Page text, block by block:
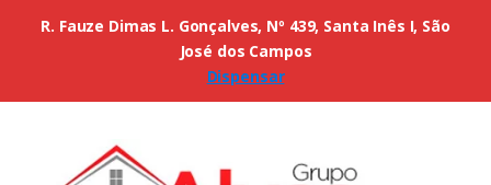
R. Fauze Dimas L. Gonçalves, Nº 439, Santa Inês I, São
José dos Campos
Dispensar